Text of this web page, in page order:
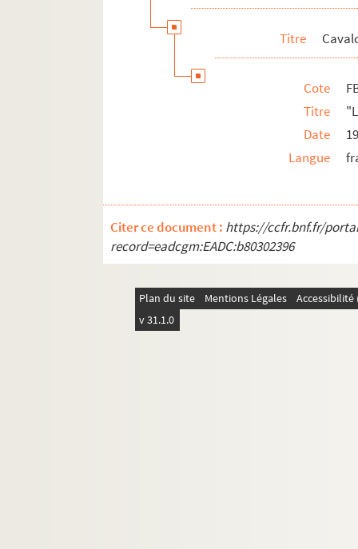
Titre
Cote
Titre
Date
Langue
Citer ce document : https://ccfr.bnf.fr/
record=eadcgm:EADC:b80302396
Plan du site Mentions Légales
v 31.1.0